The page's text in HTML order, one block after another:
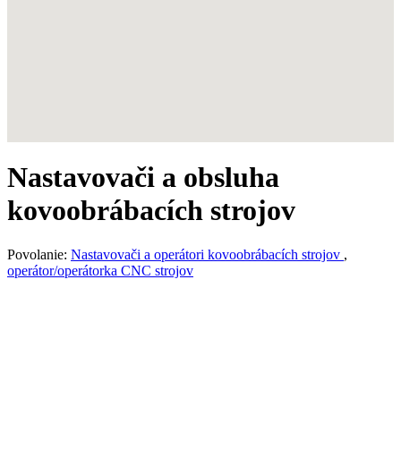
Nastavovači a obsluha
kovoobrábacích strojov
Povolanie: Nastavovači a operátori kovoobrábacích strojov ,
operátor/operátorka CNC strojov